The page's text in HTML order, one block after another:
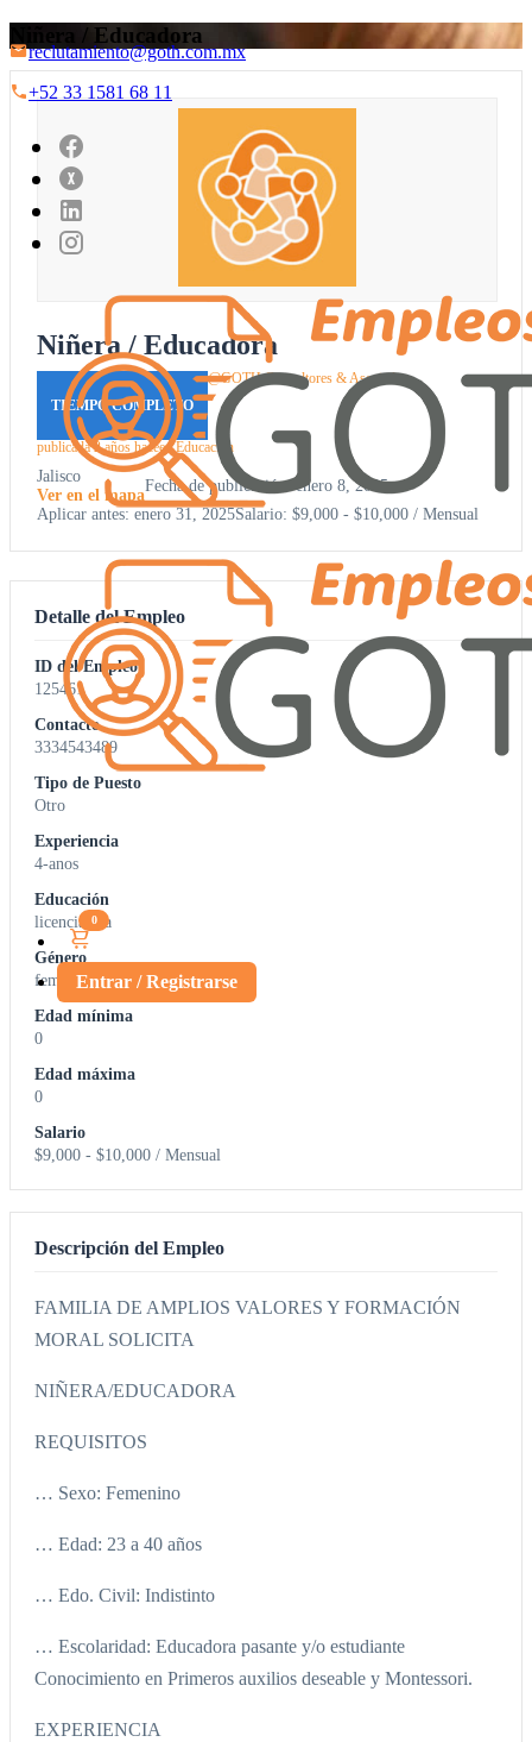
reclutamiento@goth.com.mx
+52 33 1581 68 11
0
Entrar / Registrarse
Niñera / Educadora
Niñera / Educadora
TIEMPO COMPLETO
@GOTH Consultores & Asociados
publicada 2 años haceenEducación
Jalisco
Ver en el mapa
Fecha de publicación: enero 8, 2025
Aplicar antes: enero 31, 2025Salario: $9,000 - $10,000 / Mensual
Detalle del Empleo
ID del Empleo
125461
Contacto
3334543489
Tipo de Puesto
Otro
Experiencia
4-anos
Educación
licenciatura
Género
femenino
Edad mínima
0
Edad máxima
0
Salario
$9,000 - $10,000 / Mensual
Descripción del Empleo
FAMILIA DE AMPLIOS VALORES Y FORMACIÓN
MORAL SOLICITA
NIÑERA/EDUCADORA
REQUISITOS
… Sexo: Femenino
… Edad: 23 a 40 años
… Edo. Civil: Indistinto
… Escolaridad: Educadora pasante y/o estudiante
Conocimiento en Primeros auxilios deseable y Montessori.
EXPERIENCIA